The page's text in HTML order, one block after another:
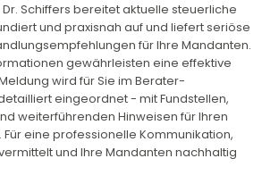
Schiffers bereitet aktuelle steuerliche
und praxisnah auf und liefert seriöse
für Ihre Mandanten.
gewährleisten eine effektive
wird für Sie im Berater-
eingeordnet - mit Fundstellen,
weiterführenden Hinweisen für Ihren
eine professionelle Kommunikation,
und Ihre Mandanten nachhaltig